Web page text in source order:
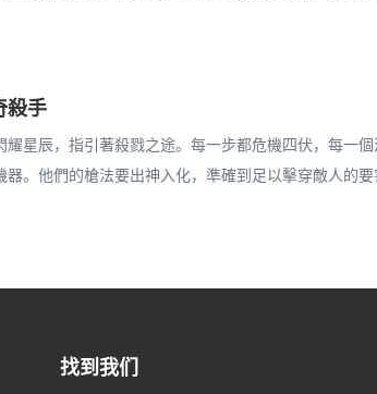
殺手
星辰，指引著殺戮之途。每一步都危機四伏，每一
。他們的槍法要出神入化，準確到足以擊穿敵人的要
找到我们